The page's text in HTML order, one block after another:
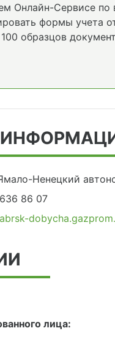
Онлайн-Сервисе по
формы учета
образцов
Ненецкий
86 07
лица: